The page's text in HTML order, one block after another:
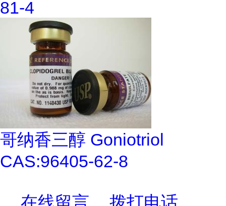
81-4
哥纳香三醇 Goniotriol
CAS:96405-62-8
在线留言 拨打电话